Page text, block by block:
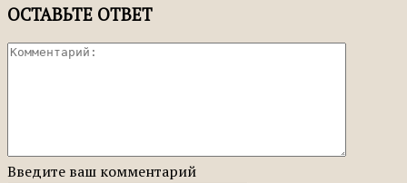
ОСТАВЬТЕ ОТВЕТ
Введите ваш комментарий